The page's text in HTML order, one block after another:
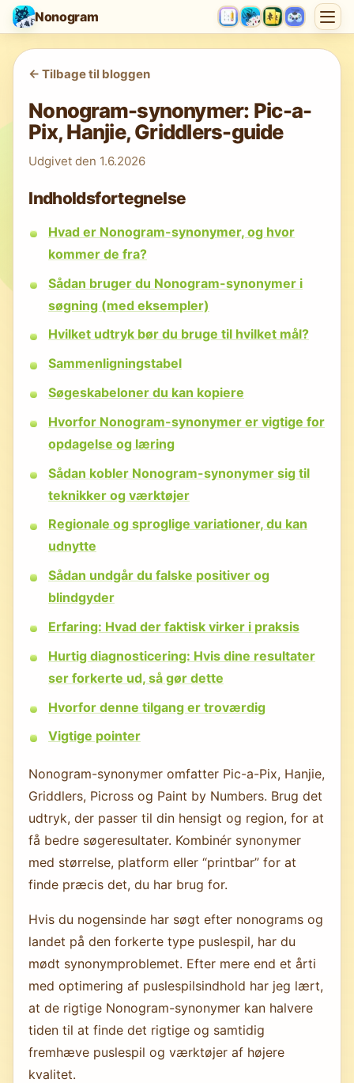
Nonogram
<- Tilbage til bloggen
Nonogram-synonymer: Pic-a-
Pix, Hanjie, Griddlers-guide
Udgivet den 1.6.2026
Indholdsfortegnelse
Hvad er Nonogram-synonymer, og hvor
kommer de fra?
Sådan bruger du Nonogram-synonymer i
søgning (med eksempler)
Hvilket udtryk bør du bruge til hvilket mål?
Sammenligningstabel
Søgeskabeloner du kan kopiere
Hvorfor Nonogram-synonymer er vigtige for
opdagelse og læring
Sådan kobler Nonogram-synonymer sig til
teknikker og værktøjer
Regionale og sproglige variationer, du kan
udnytte
Sådan undgår du falske positiver og
blindgyder
Erfaring: Hvad der faktisk virker i praksis
Hurtig diagnosticering: Hvis dine resultater
ser forkerte ud, så gør dette
Hvorfor denne tilgang er troværdig
Vigtige pointer
Nonogram-synonymer omfatter Pic-a-Pix, Hanjie,
Griddlers, Picross og Paint by Numbers. Brug det
udtryk, der passer til din hensigt og region, for at
få bedre søgeresultater. Kombinér synonymer
med størrelse, platform eller “printbar” for at
finde præcis det, du har brug for.
Hvis du nogensinde har søgt efter nonograms og
landet på den forkerte type puslespil, har du
mødt synonymproblemet. Efter mere end et årti
med optimering af puslespilsindhold har jeg lært,
at de rigtige Nonogram-synonymer kan halvere
tiden til at finde det rigtige og samtidig
fremhæve puslespil og værktøjer af højere
kvalitet.